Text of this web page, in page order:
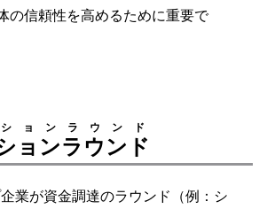
の信頼性を高めるために重要で
ョンラウンド
ョンラウンド
業が資金調達のラウンド（例：シ